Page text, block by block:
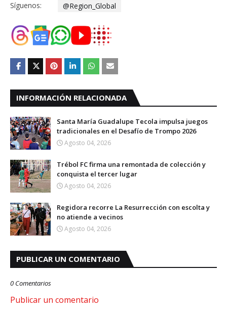
Síguenos: @Region_Global
INFORMACIÓN RELACIONADA
Santa María Guadalupe Tecola impulsa juegos
tradicionales en el Desafío de Trompo 2026
Agosto 04, 2026
Trébol FC firma una remontada de colección y
conquista el tercer lugar
Agosto 04, 2026
Regidora recorre La Resurrección con escolta y
no atiende a vecinos
Agosto 04, 2026
PUBLICAR UN COMENTARIO
0 Comentarios
Publicar un comentario